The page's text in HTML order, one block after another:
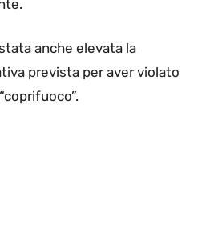
anche elevata la
prevista per aver violato